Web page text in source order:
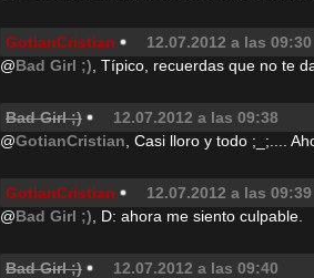
GotianCristian 12.07.2012 a las 09:30
@Bad Girl ;) , Típico, recuerdas que no te
Bad Girl ;) 12.07.2012 a las 09:38
@GotianCristian , Casi lloro y todo ;_;....
GotianCristian 12.07.2012 a las 09:39
@Bad Girl ;) , D: ahora me siento culpable.
Bad Girl ;) 12.07.2012 a las 09:40